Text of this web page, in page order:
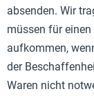
absenden. Wir
müssen für
aufkommen,
der
Waren nicht